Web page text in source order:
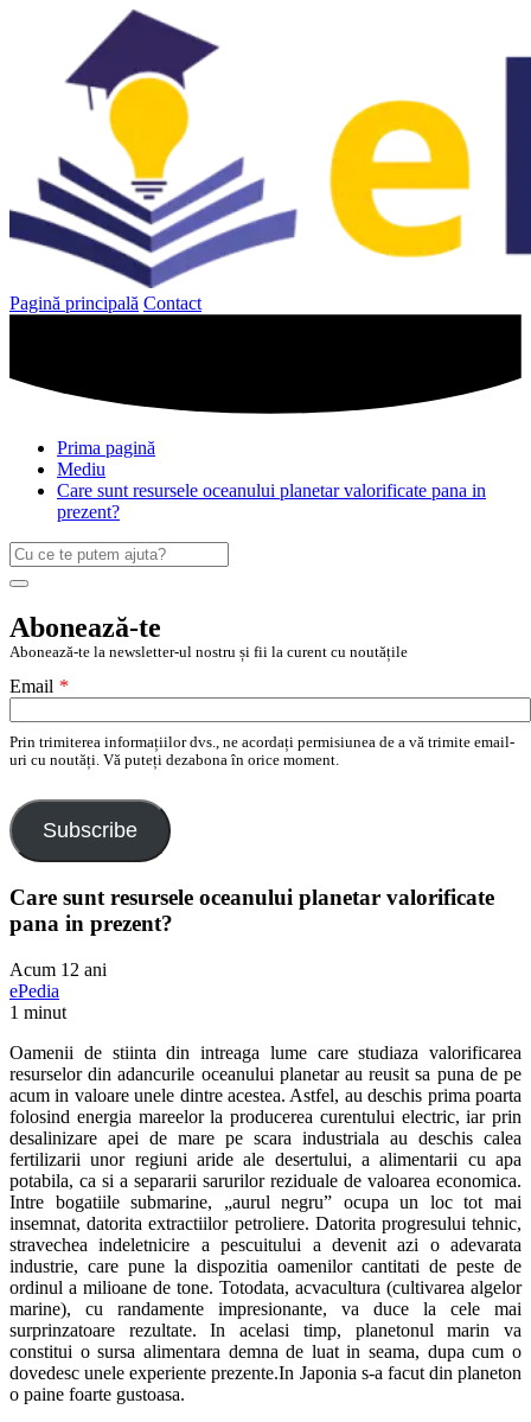
Pagină principală Contact
Prima pagină
Mediu
Care sunt resursele oceanului planetar valorificate pana in
prezent?
Caută
după:
Search
Abonează-te
Abonează-te la newsletter-ul nostru și fii la curent cu noutățile
Email *
Prin trimiterea informațiilor dvs., ne acordați permisiunea de a vă trimite email-
uri cu noutăți. Vă puteți dezabona în orice moment.
Subscribe
Care sunt resursele oceanului planetar valorificate
pana in prezent?
Acum 12 ani
ePedia
1 minut
Oamenii de stiinta din intreaga lume care studiaza valorificarea
resurselor din adancurile oceanului planetar au reusit sa puna de pe
acum in valoare unele dintre acestea. Astfel, au deschis prima poarta
folosind energia mareelor la producerea curentului electric, iar prin
desalinizare apei de mare pe scara industriala au deschis calea
fertilizarii unor regiuni aride ale desertului, a alimentarii cu apa
potabila, ca si a separarii sarurilor reziduale de valoarea economica.
Intre bogatiile submarine, „aurul negru” ocupa un loc tot mai
insemnat, datorita extractiilor petroliere. Datorita progresului tehnic,
stravechea indeletnicire a pescuitului a devenit azi o adevarata
industrie, care pune la dispozitia oamenilor cantitati de peste de
ordinul a milioane de tone. Totodata, acvacultura (cultivarea algelor
marine), cu randamente impresionante, va duce la cele mai
surprinzatoare rezultate. In acelasi timp, planetonul marin va
constitui o sursa alimentara demna de luat in seama, dupa cum o
dovedesc unele experiente prezente.In Japonia s-a facut din planeton
o paine foarte gustoasa.